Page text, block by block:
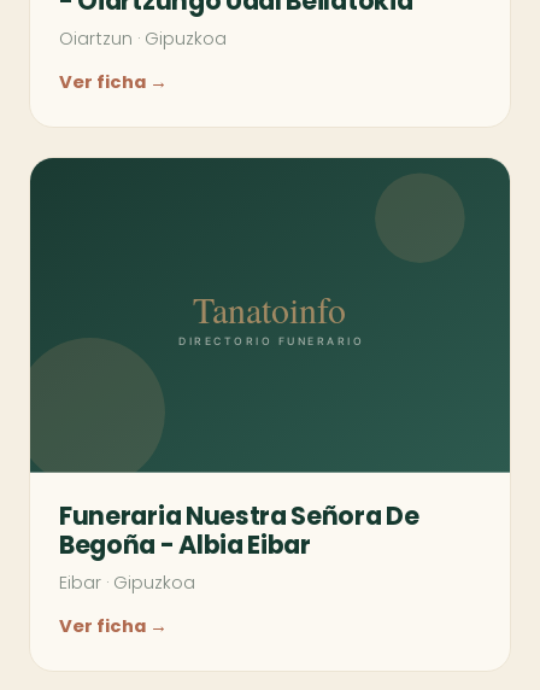
Oiartzun · Gipuzkoa
Ver ficha →
Funeraria Nuestra Señora De
Begoña - Albia Eibar
Eibar · Gipuzkoa
Ver ficha →